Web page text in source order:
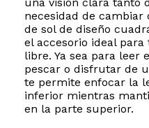
necesidad de cambiar
de sol de diseño
el accesorio ideal
libre. Ya sea para leer
pescar o disfrutar de
te permite enfocar la
inferior mientras
en la parte superior.